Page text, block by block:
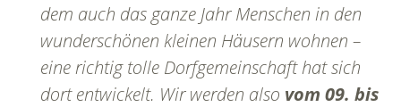
dem auch das ganze Jahr Menschen in den
wunderschönen kleinen Häusern wohnen –
eine richtig tolle Dorfgemeinschaft hat sich
dort entwickelt. Wir werden also vom 09. bis